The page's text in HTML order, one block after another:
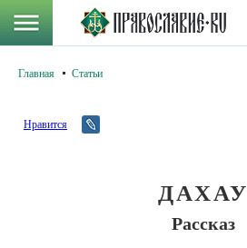
Главная Статьи
Нравится
ДАХАУ
Рассказ